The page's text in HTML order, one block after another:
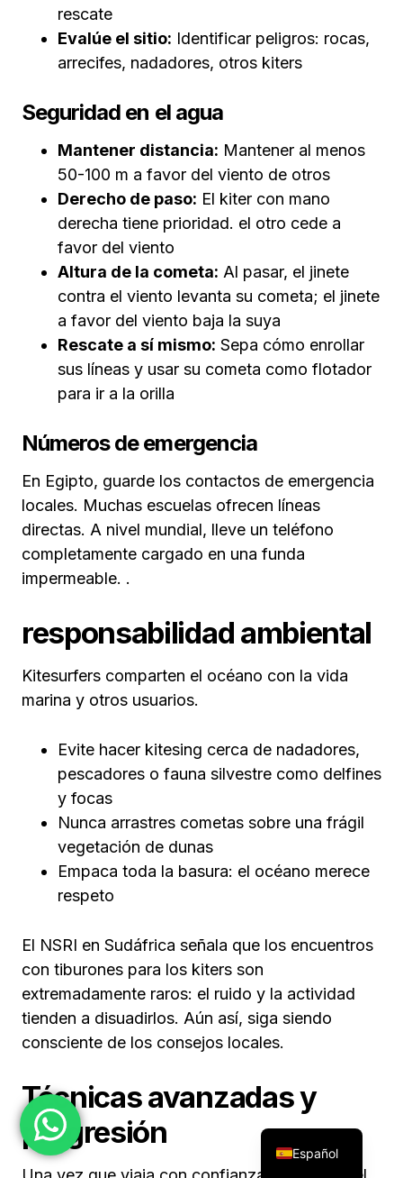
rescate
Evalúe el sitio: Identificar peligros: rocas,
arrecifes, nadadores, otros kiters
Seguridad en el agua
Mantener distancia: Mantener al menos
50-100 m a favor del viento de otros
Derecho de paso: El kiter con mano
derecha tiene prioridad. el otro cede a
favor del viento
Altura de la cometa: Al pasar, el jinete
contra el viento levanta su cometa; el jinete
a favor del viento baja la suya
Rescate a sí mismo: Sepa cómo enrollar
sus líneas y usar su cometa como flotador
para ir a la orilla
Números de emergencia
En Egipto, guarde los contactos de emergencia
locales. Muchas escuelas ofrecen líneas
directas. A nivel mundial, lleve un teléfono
completamente cargado en una funda
impermeable. .
responsabilidad ambiental
Kitesurfers comparten el océano con la vida
marina y otros usuarios.
Evite hacer kitesing cerca de nadadores,
pescadores o fauna silvestre como delfines
y focas
Nunca arrastres cometas sobre una frágil
vegetación de dunas
Empaca toda la basura: el océano merece
respeto
El NSRI en Sudáfrica señala que los encuentros
con tiburones para los kiters son
extremadamente raros: el ruido y la actividad
tienden a disuadirlos. Aún así, siga siendo
consciente de los consejos locales.
Técnicas avanzadas y
progresión
Español